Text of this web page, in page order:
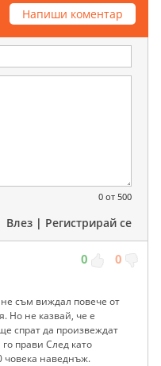
Напиши коментар
0 от 500
Влез | Регистрирай се
0 0
съм виждал повече от
Но не казвай, че е
спрат да произвеждат
прави След като
човека наведнъж.